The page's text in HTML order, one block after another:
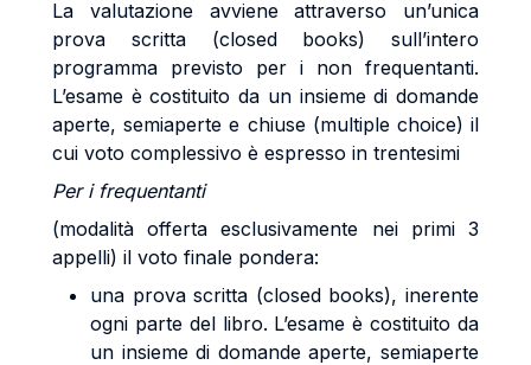
La valutazione avviene attraverso un’unica
prova scritta (closed books) sull’intero
programma previsto per i non frequentanti.
L’esame è costituito da un insieme di domande
aperte, semiaperte e chiuse (multiple choice) il
cui voto complessivo è espresso in trentesimi
Per i frequentanti
(modalità offerta esclusivamente nei primi 3
appelli) il voto finale pondera:
una prova scritta (closed books), inerente
ogni parte del libro. L’esame è costituito da
un insieme di domande aperte, semiaperte